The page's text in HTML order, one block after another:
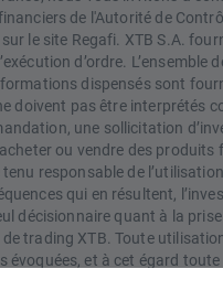
de l'Autorité de
le site Regafi. XTB S.A.
d’ordre. L’ensemble
dispensés sont
doivent pas être interprétés
une sollicitation
ou vendre des produits
responsable de
qui en résultent,
décisionnaire quant à la
trading XTB. Toute
évoquées, et à cet égard